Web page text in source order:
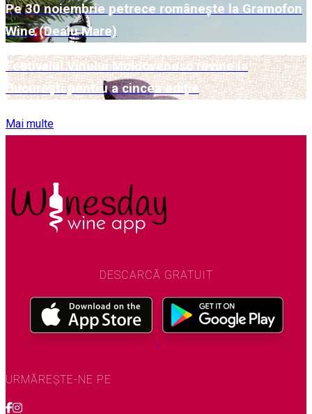
Pe 30 noiembrie petrece românește la Gramofon
Wine (Dealu Mare)
Festivalul Vinului Moldovenesc revine la
București pentru a cincea ediție
Mai multe
DESCARCĂ GRATUIT
URMĂREȘTE-NE PE